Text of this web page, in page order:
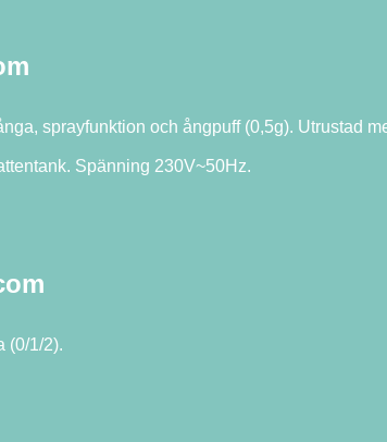
sprayfunktion och ångpuff (0,5g). Utrustad
Spänning 230V~50Hz.
(0/1/2).